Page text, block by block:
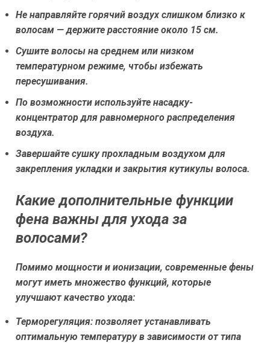
Не направляйте горячий воздух слишком близко к
волосам — держите расстояние около 15 см.
Сушите волосы на среднем или низком
температурном режиме, чтобы избежать
пересушивания.
По возможности используйте насадку-
концентратор для равномерного распределения
воздуха.
Завершайте сушку прохладным воздухом для
закрепления укладки и закрытия кутикулы волоса.
Какие дополнительные функции
фена важны для ухода за
волосами?
Помимо мощности и ионизации, современные фены
могут иметь множество функций, которые
улучшают качество ухода:
Терморегуляция: позволяет устанавливать
оптимальную температуру в зависимости от типа